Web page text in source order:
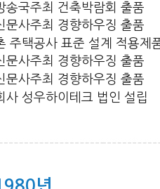
송국주최 건축박람회 출품
문사주최 경향하우징 출품
주택공사 표준 설계 적용제
문사주최 경향하우징 출품
문사주최 경향하우징 출품
사 성우하이테크 법인 설립